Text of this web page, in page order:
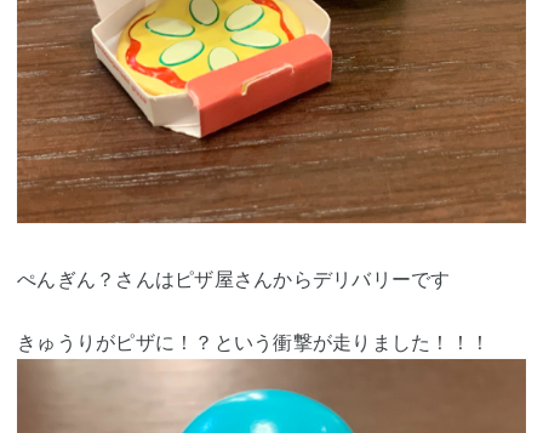
ぺんぎん？さんはピザ屋さんからデリバリーです
きゅうりがピザに！？という衝撃が走りました！！！